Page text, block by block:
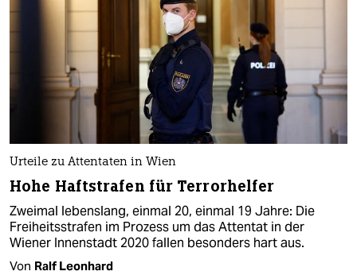
Urteile zu Attentaten in Wien
Hohe Haftstrafen für Terrorhelfer
Zweimal lebenslang, einmal 20, einmal 19 Jahre: Die
Freiheitsstrafen im Prozess um das Attentat in der
Wiener Innenstadt 2020 fallen besonders hart aus.
Von Ralf Leonhard